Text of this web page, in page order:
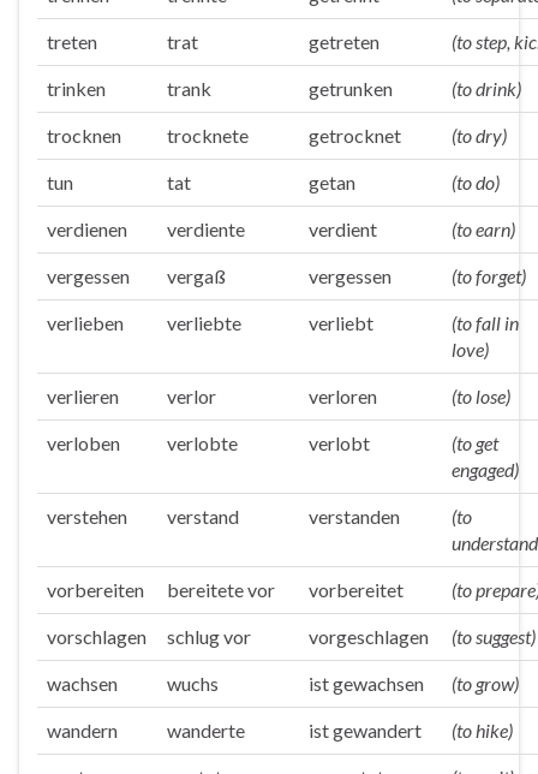
treten trat getreten (to step,
trinken trank getrunken (to drink)
trocknen trocknete getrocknet (to dry)
tun tat getan (to do)
verdienen verdiente verdient (to earn)
vergessen vergaß vergessen (to forget)
verlieben verliebte verliebt
(to fall in
love)
verlieren verlor verloren (to lose)
verloben verlobte verlobt
(to get
engaged)
verstehen verstand verstanden
(to
vorbereiten bereitete vor vorbereitet (to
vorschlagen schlug vor vorgeschlagen (to suggest)
wachsen wuchs ist gewachsen (to grow)
wandern wanderte ist gewandert (to hike)